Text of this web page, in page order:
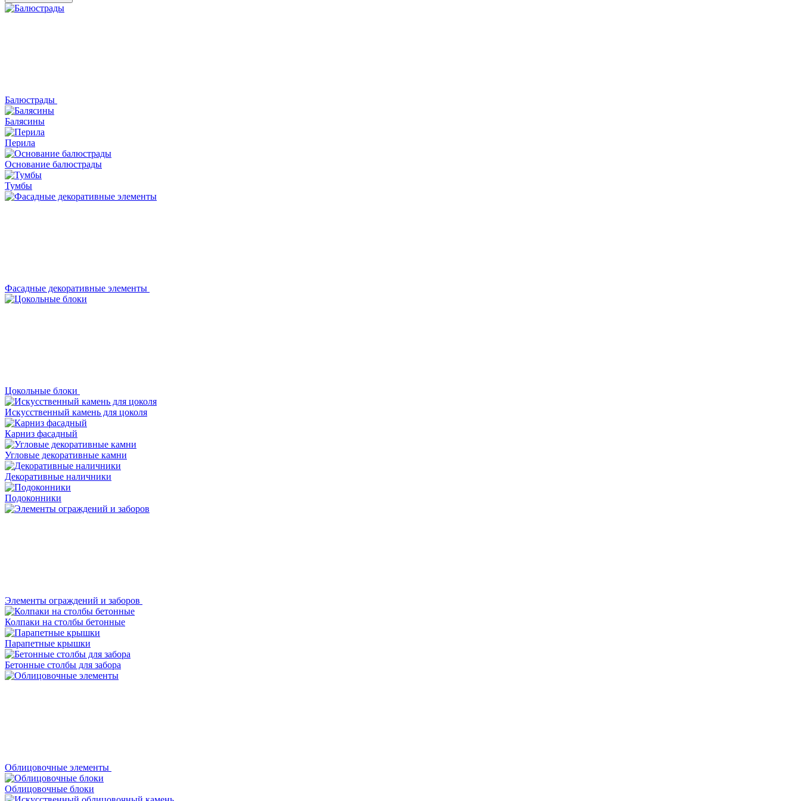
Балюстрады
Балясины
Перила
Основание балюстрады
Тумбы
Фасадные декоративные элементы
Цокольные блоки
Искусственный камень для цоколя
Карниз фасадный
Угловые декоративные камни
Декоративные наличники
Подоконники
Элементы ограждений и заборов
Колпаки на столбы бетонные
Парапетные крышки
Бетонные столбы для забора
Облицовочные элементы
Облицовочные блоки